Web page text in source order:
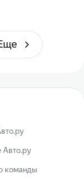
никуда не
автокресла
ними
лачетевский,
Авто.ру
команды